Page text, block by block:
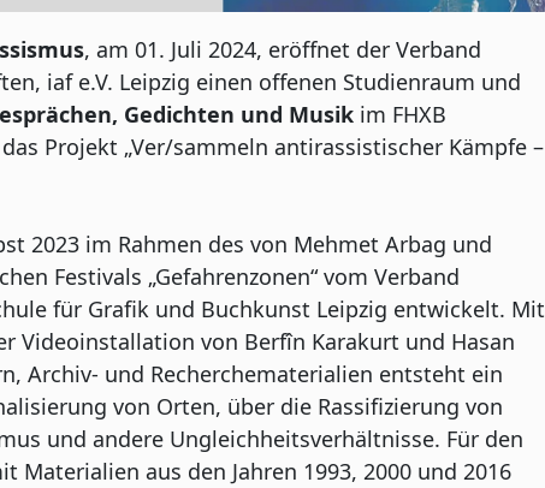
, am 01. Juli 2024, eröffnet der Verband
iaf e.V. Leipzig einen offenen Studienraum und
Gedichten und Musik im FHXB
Projekt „Ver/sammeln antirassistischer Kämpfe –
2023 im Rahmen des von Mehmet Arbag und
Festivals „Gefahrenzonen“ vom Verband
für Grafik und Buchkunst Leipzig entwickelt. Mit
Videoinstallation von Berfîn Karakurt und Hasan
Archiv- und Recherchematerialien entsteht ein
von Orten, über die Rassifizierung von
und andere Ungleichheitsverhältnisse. Für den
Materialien aus den Jahren 1993, 2000 und 2016